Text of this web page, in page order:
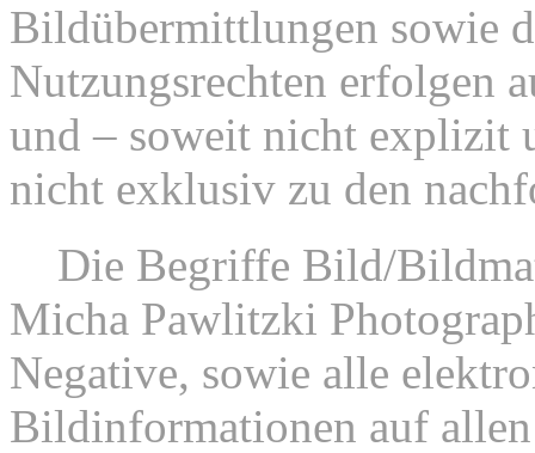
Bildübermittlungen sowie
Nutzungsrechten erfolgen
und – soweit nicht explizit
nicht exklusiv zu den
Die Begriffe Bild/
Micha Pawlitzki
Negative, sowie alle
Bildinformationen auf